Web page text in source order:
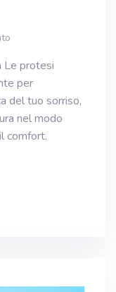
Le protesi
per
del tuo sorriso,
nel modo
comfort.